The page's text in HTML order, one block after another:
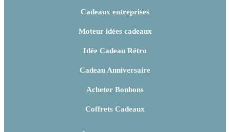
Cadeaux entreprises
Moteur idées cadeaux
Idée Cadeau Rétro
Cadeau Anniversaire
Acheter Bonbons
Coffrets Cadeaux